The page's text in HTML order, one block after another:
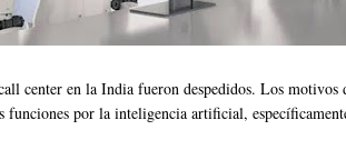
center en la India fueron despedidos. Los motivos
funciones por la inteligencia artificial,